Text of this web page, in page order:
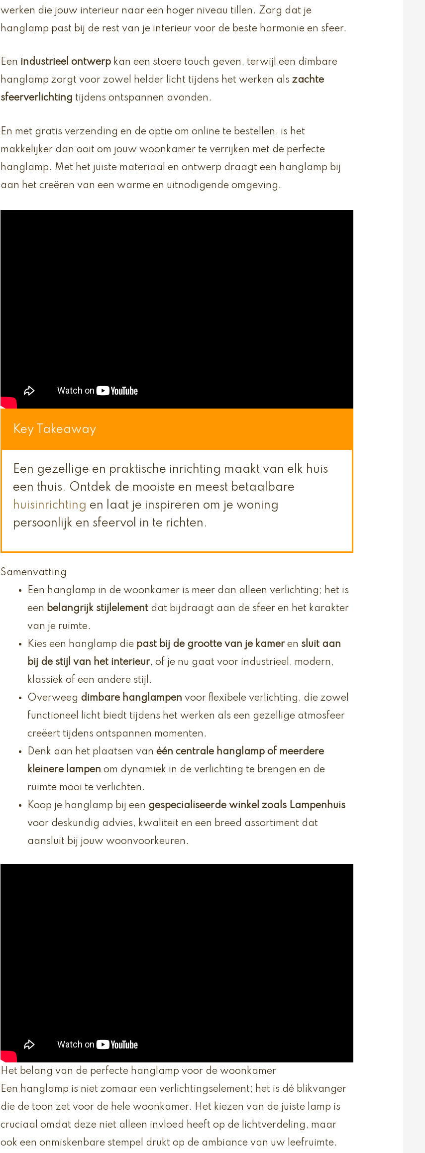
werken die jouw interieur naar een hoger niveau tillen. Zorg dat je
hanglamp past bij de rest van je interieur voor de beste harmonie en sfeer.
Een industrieel ontwerp kan een stoere touch geven, terwijl een dimbare
hanglamp zorgt voor zowel helder licht tijdens het werken als zachte
sfeerverlichting tijdens ontspannen avonden.
En met gratis verzending en de optie om online te bestellen, is het
makkelijker dan ooit om jouw woonkamer te verrijken met de perfecte
hanglamp. Met het juiste materiaal en ontwerp draagt een hanglamp bij
aan het creëren van een warme en uitnodigende omgeving.
Key Takeaway
Een gezellige en praktische inrichting maakt van elk huis
een thuis. Ontdek de mooiste en meest betaalbare
huisinrichting en laat je inspireren om je woning
persoonlijk en sfeervol in te richten.
Samenvatting
Een hanglamp in de woonkamer is meer dan alleen verlichting; het is
een belangrijk stijlelement dat bijdraagt aan de sfeer en het karakter
van je ruimte.
Kies een hanglamp die past bij de grootte van je kameren sluit aan
bij de stijl van het interieur, of je nu gaat voor industrieel, modern,
klassiek of een andere stijl.
Overweeg dimbare hanglampen voor flexibele verlichting, die zowel
functioneel licht biedt tijdens het werken als een gezellige atmosfeer
creëert tijdens ontspannen momenten.
Denk aan het plaatsen van één centrale hanglamp of meerdere
kleinere lampen om dynamiek in de verlichting te brengen en de
ruimte mooi te verlichten.
Koop je hanglamp bij een gespecialiseerde winkel zoals Lampenhuis
voor deskundig advies, kwaliteit en een breed assortiment dat
aansluit bij jouw woonvoorkeuren.
Het belang van de perfecte hanglamp voor de woonkamer
Een hanglamp is niet zomaar een verlichtingselement; het is dé blikvanger
die de toon zet voor de hele woonkamer. Het kiezen van de juiste lamp is
cruciaal omdat deze niet alleen invloed heeft op de lichtverdeling, maar
ook een onmiskenbare stempel drukt op de ambiance van uw leefruimte.